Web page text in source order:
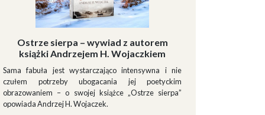
Ostrze sierpa – wywiad z autorem
książki Andrzejem H. Wojaczkiem
Sama fabuła jest wystarczająco intensywna i nie
czułem potrzeby ubogacania jej poetyckim
obrazowaniem – o swojej książce „Ostrze sierpa”
opowiada Andrzej H. Wojaczek.